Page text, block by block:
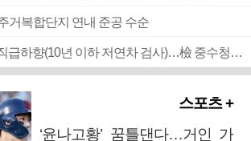
거복합단지 연내 준공 수순
■ 검사 신분 버리고 직급하향(10년 이하 저연차 검사)…檢 중수청행 기피
스포츠 +
‘윤나고황’ 꿈틀댄다…거인 가